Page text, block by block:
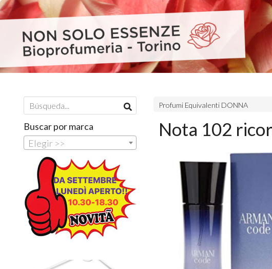
Profumi Equivalenti DONNA
Nota 102
Buscar por marca
Elegir >>